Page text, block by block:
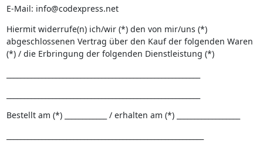
E-Mail: info@codexpress.net
Hiermit widerrufe(n) ich/wir (*) den von mir/uns (*)
abgeschlossenen Vertrag über den Kauf der folgenden Waren
(*) / die Erbringung der folgenden Dienstleistung (*)
Bestellt am (*) ____________ / erhalten am (*) __________________